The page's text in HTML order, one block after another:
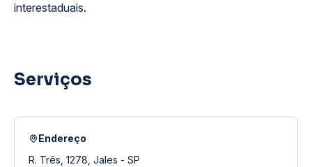
interestaduais.
Serviços
Endereço
R. Três, 1278, Jales - SP